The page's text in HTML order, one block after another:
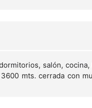
salón, cocina,
mts. cerrada con